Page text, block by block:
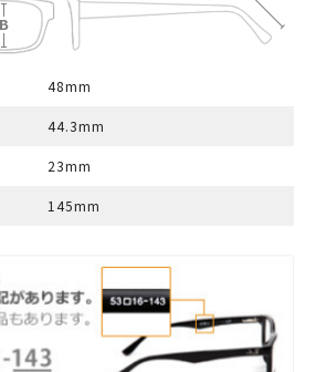
48mm
44.3mm
23mm
145mm